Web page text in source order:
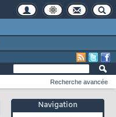
Navigation
Recherche avancée